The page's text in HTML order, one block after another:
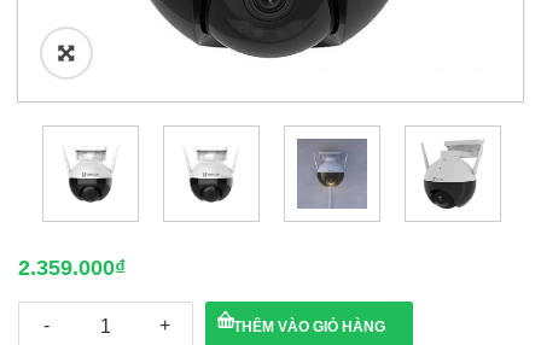
🔍
2.359.000₫
Wifi
THÊM VÀO GIỎ HÀNG